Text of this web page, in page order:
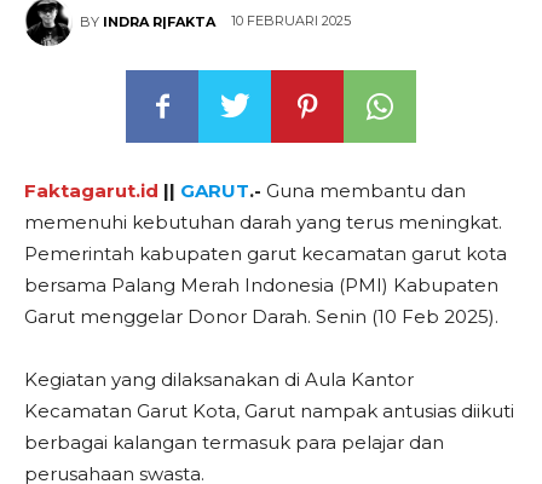
BY INDRA R|FAKTA 10 FEBRUARI 2025
Faktagarut.id || GARUT.- Guna membantu dan
memenuhi kebutuhan darah yang terus meningkat.
Pemerintah kabupaten garut kecamatan garut kota
bersama Palang Merah Indonesia (PMI) Kabupaten
Garut menggelar Donor Darah. Senin (10 Feb 2025).
Kegiatan yang dilaksanakan di Aula Kantor
Kecamatan Garut Kota, Garut nampak antusias diikuti
berbagai kalangan termasuk para pelajar dan
perusahaan swasta.